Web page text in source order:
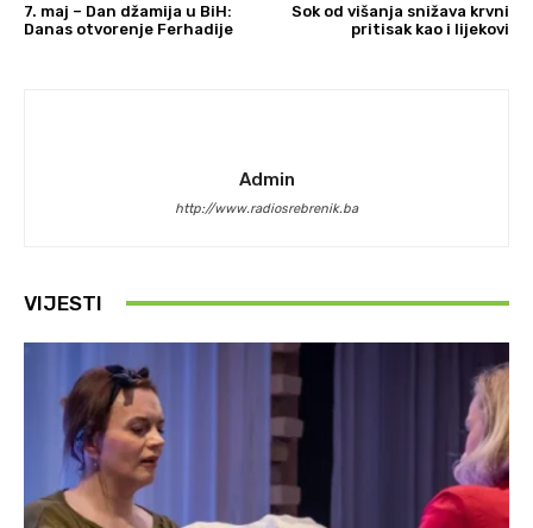
7. maj – Dan džamija u BiH:
Danas otvorenje Ferhadije
Sok od višanja snižava krvni
pritisak kao i lijekovi
Admin
http://www.radiosrebrenik.ba
VIJESTI